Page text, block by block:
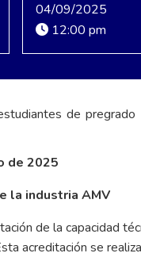
04/09/2025
12:00 pm
de
de 2025
la industria AMV
de la capacidad
acreditación se